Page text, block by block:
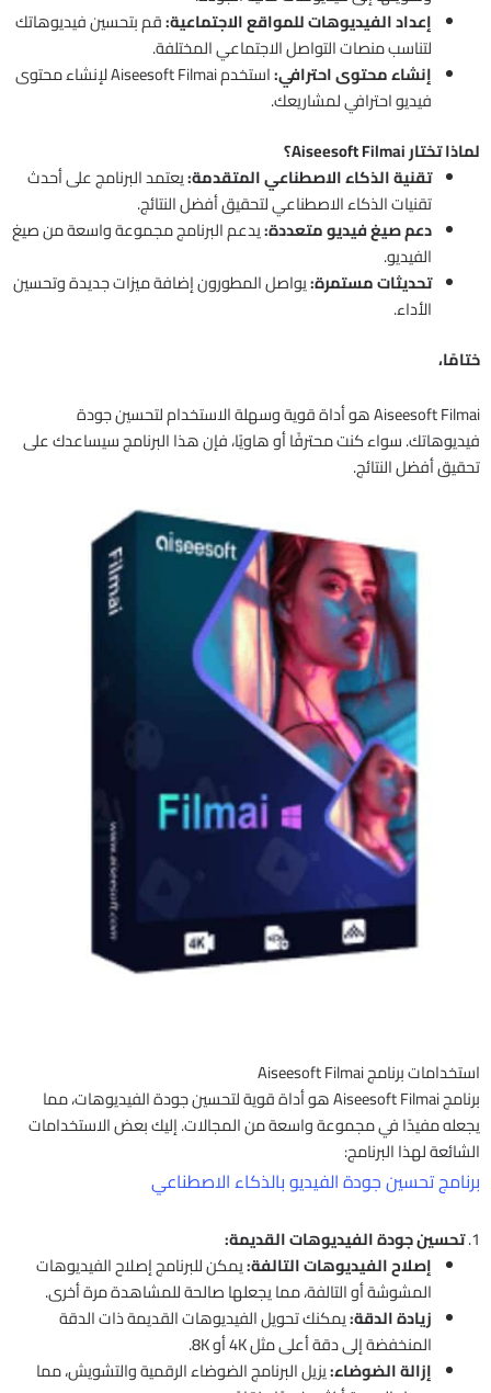
إعداد الفيديوهات للمواقع الاجتماعية:قم بتحسين فيديوهاتك
لتناسب منصات التواصل الاجتماعي المختلفة.
إنشاء محتوى احترافي:
استخدم Aiseesoft Filmai لإنشاء محتوى
فيديو احترافي لمشاريعك.
لماذا تختار Aiseesoft Filmai؟
تقنية الذكاء الاصطناعي المتقدمة:يعتمد البرنامج على أحدث
تقنيات الذكاء الاصطناعي لتحقيق أفضل النتائج.
دعم صيغ فيديو متعددة:يدعم البرنامج مجموعة واسعة من صيغ
الفيديو.
تحديثات مستمرة:يواصل المطورون إضافة ميزات جديدة وتحسين
الأداء.
ختامًا،
Aiseesoft Filmai هو أداة قوية وسهلة الاستخدام لتحسين جودة
فيديوهاتك. سواء كنت محترفًا أو هاويًا، فإن هذا البرنامج سيساعدك على
تحقيق أفضل النتائج.
استخدامات برنامج Aiseesoft Filmai
برنامج Aiseesoft Filmai هو أداة قوية لتحسين جودة الفيديوهات، مما
يجعله مفيدًا في مجموعة واسعة من المجالات. إليك بعض الاستخدامات
الشائعة لهذا البرنامج:
برنامج تحسين جودة الفيديو بالذكاء الاصطناعي
1. تحسين جودة الفيديوهات القديمة:
إصلاح الفيديوهات التالفة:يمكن للبرنامج إصلاح الفيديوهات
المشوشة أو التالفة، مما يجعلها صالحة للمشاهدة مرة أخرى.
زيادة الدقة:يمكنك تحويل الفيديوهات القديمة ذات الدقة
المنخفضة إلى دقة أعلى مثل 4K أو 8K.
إزالة الضوضاء:يزيل البرنامج الضوضاء الرقمية والتشويش، مما